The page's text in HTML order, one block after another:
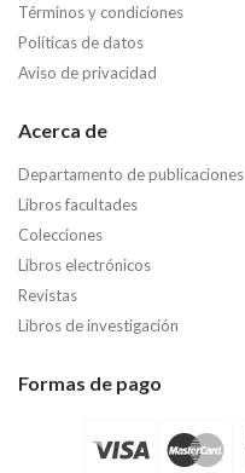
Términos y condiciones
Políticas de datos
Aviso de privacidad
Acerca de
Departamento de publicaciones
Libros facultades
Colecciones
Libros electrónicos
Revistas
Libros de investigación
Formas de pago